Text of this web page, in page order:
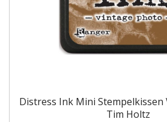
Distress Ink Mini
Tim Holtz